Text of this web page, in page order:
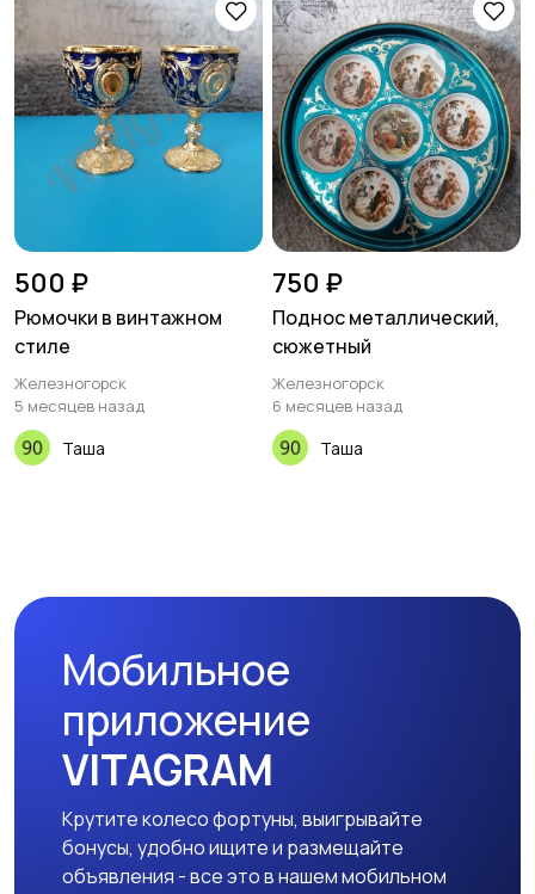
500 ₽
Рюмочки в винтажном
стиле
Железногорск
5 месяцев назад
Таша
750 ₽
Поднос металлический,
сюжетный
Железногорск
6 месяцев назад
Таша
Мобильное
приложение
VITAGRAM
Крутите колесо фортуны, выигрывайте
бонусы, удобно ищите и размещайте
объявления - все это в нашем мобильном